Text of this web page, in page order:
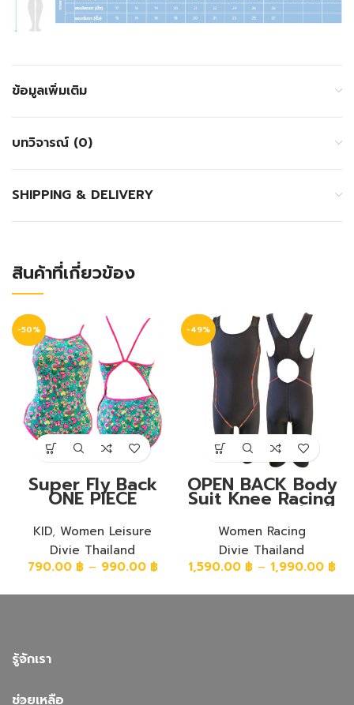
ข้อมูลเพิ่มเติม
บทวิจารณ์ (0)
SHIPPING & DELIVERY
สินค้าที่เกี่ยวข้อง
-50%
Super Fly Back
ONE PIECE
Training Swimwear
ชุดวันพีชขาเว้าหลัง
ซุปเปอร์ฟลาย ลาย
ดอกไม้ ดาว ผีเสื้อ
KID, Women Leisure
Divie Thailand
790.00 ฿ – 990.00 ฿
-49%
OPEN BACK Body
Suit Knee Racing
Swimwear ชุดวันพีช
หลังโอเหนือเข่า ผ้า
พื้นสีดำ โรยด้ายสีรุ้ง
Women Racing
Divie Thailand
1,590.00 ฿ – 1,990.00 ฿
รู้จักเรา
ช่วยเหลือ